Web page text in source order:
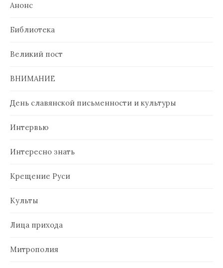
Анонс
Библиотека
Великий пост
ВНИМАНИЕ
День славянской письменности и культуры
Интервью
Интересно знать
Крещение Руси
Культы
Лица прихода
Митрополия